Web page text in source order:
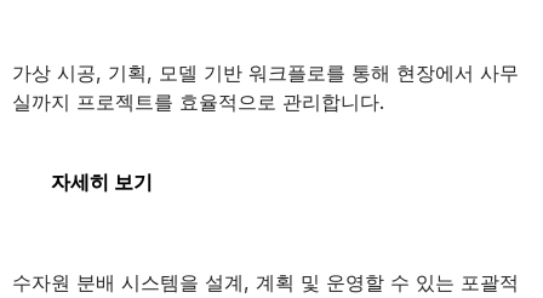
SYNCHRO 4D
가상 시공, 기획, 모델 기반 워크플로를 통해 현장에서 사무
실까지 프로젝트를 효율적으로 관리합니다.
자세히 보기
수자원 분배 시스템을 설계, 계획 및 운영할 수 있는 포괄적